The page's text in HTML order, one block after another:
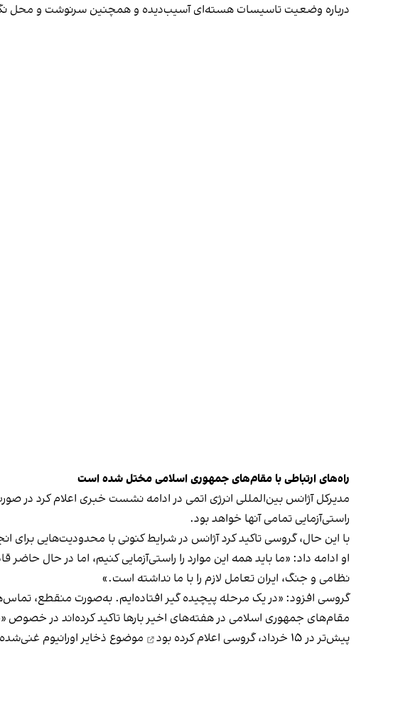
درباره وضعیت تاسیسات هسته‌ای آسیب‌دیده و همچنین سرنوشت و محل
راه‌های ارتباطی با مقام‌های جمهوری اسلامی مختل شده است
مدیرکل آژانس بین‌المللی انرژی اتمی در ادامه نشست خبری اعلام کرد در
راستی‌آزمایی تمامی آنها خواهد بود.
با این حال، گروسی تاکید کرد آژانس در شرایط کنونی با محدودیت‌هایی برای
او ادامه داد: «ما باید همه این موارد را راستی‌آزمایی کنیم، اما در حال
نظامی و جنگ، ایران تعامل لازم را با ما نداشته است.»
گروسی افزود: «در یک مرحله پیچیده گیر افتاده‌ایم. به‌صورت منقطع،
مقام‌های جمهوری اسلامی در هفته‌های اخیر بارها تاکید کرده‌‎اند در خصوص «جزئیات» برنامه هسته‌ای تهران
پیش‌تر در ۱۵ خرداد، گروسی
اعلام کرده بود موضوع ذخایر اورانیوم غنی‌شده